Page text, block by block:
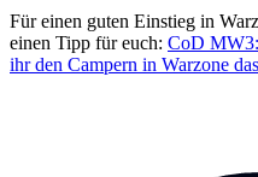
Für einen guten Einstieg in
einen Tipp für euch: CoD
ihr den Campern in Warzone